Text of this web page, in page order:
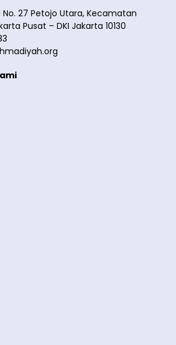
No. 27 Petojo Utara, Kecamatan
Pusat – DKI Jakarta 10130